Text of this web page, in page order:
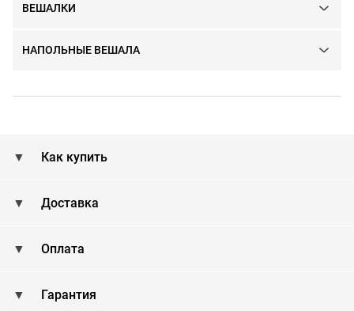
ВЕШАЛКИ
НАПОЛЬНЫЕ ВЕШАЛА
Как купить
Доставка
Оплата
Гарантия